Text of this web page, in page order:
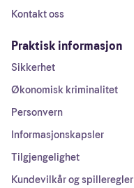
Kontakt oss
Praktisk informasjon
Sikkerhet
Økonomisk kriminalitet
Personvern
Informasjonskapsler
Tilgjengelighet
Kundevilkår og spilleregler